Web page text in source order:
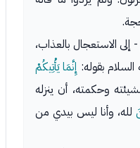
الاستعجال بالعذاب،
السلام بقوله: إِنَّمَا يَأْتِيكُمْ
وحكمته، أن ينزله
لله، وأنا ليس بيدي من